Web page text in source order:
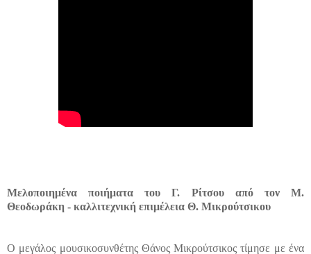
Μελοποιημένα ποιήματα του Γ. Ρίτσου από τον Μ.
Θεοδωράκη - καλλιτεχνική επιμέλεια Θ. Μικρούτσικου
Ο μεγάλος μουσικοσυνθέτης Θάνος Μικρούτσικος τίμησε με ένα